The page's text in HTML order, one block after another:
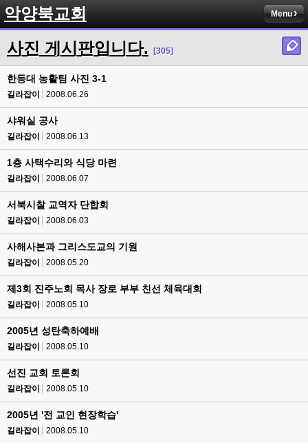
악양북교회 Menu
사진 게시판입니다. [305]
한동대 농활팀 사진 3-1
길라잡이 2008.06.26
샤워실 공사
길라잡이 2008.06.13
1층 사택수리와 식당 마련
길라잡이 2008.06.07
서북시찰 교역자 단합회
길라잡이 2008.06.03
사해사본과 그리스도교의 기원
길라잡이 2008.05.20
제3회 진주노회 목사 장로 부부 친선 체육대회
길라잡이 2008.05.10
2005년 성탄축하예배
길라잡이 2008.05.10
선진 교회 토론회
길라잡이 2008.05.10
2005년 '전 교인 현장학습'
길라잡이 2008.05.10